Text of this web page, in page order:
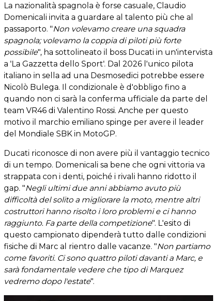
La nazionalità spagnola è forse casuale, Claudio
Domenicali invita a guardare al talento più che al
passaporto. "Non volevamo creare una squadra
spagnola; volevamo la coppia di piloti più forte
possibile", ha sottolineato il boss Ducati in un'intervista
a 'La Gazzetta dello Sport'. Dal 2026 l'unico pilota
italiano in sella ad una Desmosedici potrebbe essere
Nicolò Bulega. Il condizionale è d'obbligo fino a
quando non ci sarà la conferma ufficiale da parte del
team VR46 di Valentino Rossi. Anche per questo
motivo il marchio emiliano spinge per avere il leader
del Mondiale SBK in MotoGP.
Ducati riconosce di non avere più il vantaggio tecnico
di un tempo. Domenicali sa bene che ogni vittoria va
strappata con i denti, poiché i rivali hanno ridotto il
gap. "Negli ultimi due anni abbiamo avuto più
difficoltà del solito a migliorare la moto, mentre altri
costruttori hanno risolto i loro problemi e ci hanno
raggiunto. Fa parte della competizione". L'esito di
questo campionato dipenderà tutto dalle condizioni
fisiche di Marc al rientro dalle vacanze. "Non partiamo
come favoriti. Ci sono quattro piloti davanti a Marc, e
sarà fondamentale vedere che tipo di Marquez
vedremo dopo l'estate".